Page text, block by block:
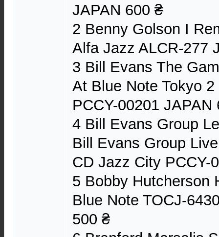
JAPAN 600 ₴
2 Benny Golson I
Alfa Jazz ALCR-277
3 Bill Evans The
At Blue Note Tokyo
PCCY-00201 JAPAN
4 Bill Evans Group
Bill Evans Group
CD Jazz City PCCY-
5 Bobby Hutcherson
Blue Note TOCJ-
500 ₴